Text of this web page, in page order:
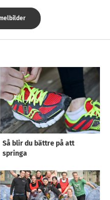
Så blir du bättre på att
springa